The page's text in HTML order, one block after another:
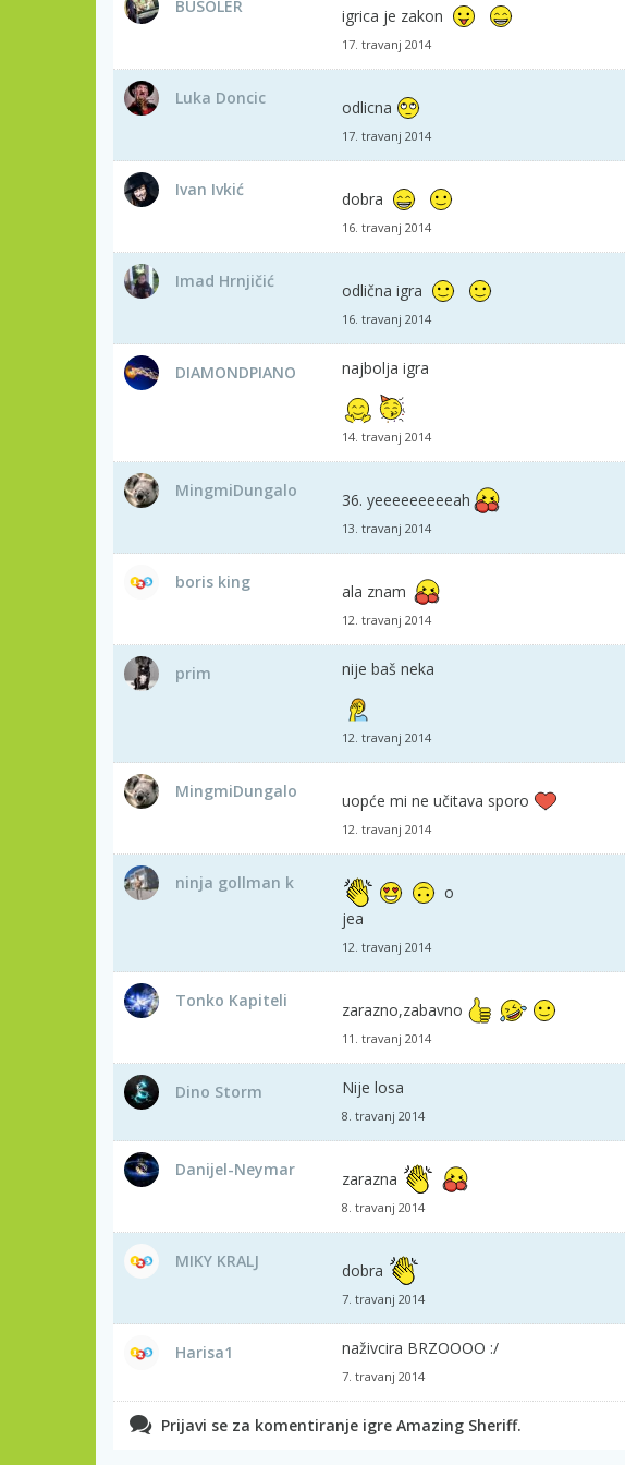
BUSOLER igrica je zakon
17. travanj 2014
Luka Doncic odlicna
17. travanj 2014
Ivan Ivkić dobra
16. travanj 2014
Imad Hrnjičić odlična igra
16. travanj 2014
DIAMONDPIANO najbolja igra
14. travanj 2014
MingmiDungalo 36. yeeeeeeeeeah
13. travanj 2014
boris king ala znam
12. travanj 2014
prim nije baš neka
12. travanj 2014
MingmiDungalo uopće mi ne učitava sporo
12. travanj 2014
ninja gollman k
o
jea
12. travanj 2014
Tonko Kapiteli zarazno,zabavno
11. travanj 2014
Dino Storm Nije losa
8. travanj 2014
Danijel-Neymar zarazna
8. travanj 2014
MIKY KRALJ dobra
7. travanj 2014
Harisa1 naživcira BRZOOOO :/
7. travanj 2014
Prijavi se za komentiranje igre Amazing Sheriff.